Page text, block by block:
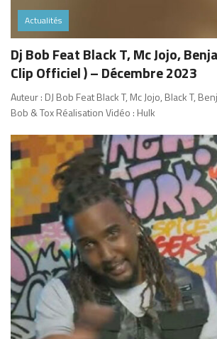
Actualités
Dj Bob Feat Black T, Mc Jojo,
Clip Officiel ) – Décembre 2023
Auteur : DJ Bob Feat Black T, Mc Jojo, Black T,
Bob & Tox Réalisation Vidéo : Hulk